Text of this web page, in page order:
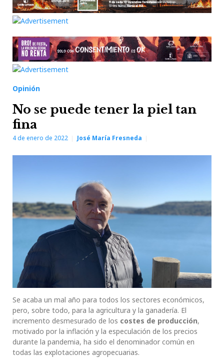
Opinión
No se puede tener la piel tan
fina
4 de enero de 2022 José María Fresneda
Se acaba un mal año para todos los sectores económicos,
pero, sobre todo, para la agricultura y la ganadería. El
incremento desmesurado de los costes de producción,
motivado por la inflación y la especulación de los precios
durante la pandemia, ha sido el denominador común en
todas las explotaciones agropecuarias.